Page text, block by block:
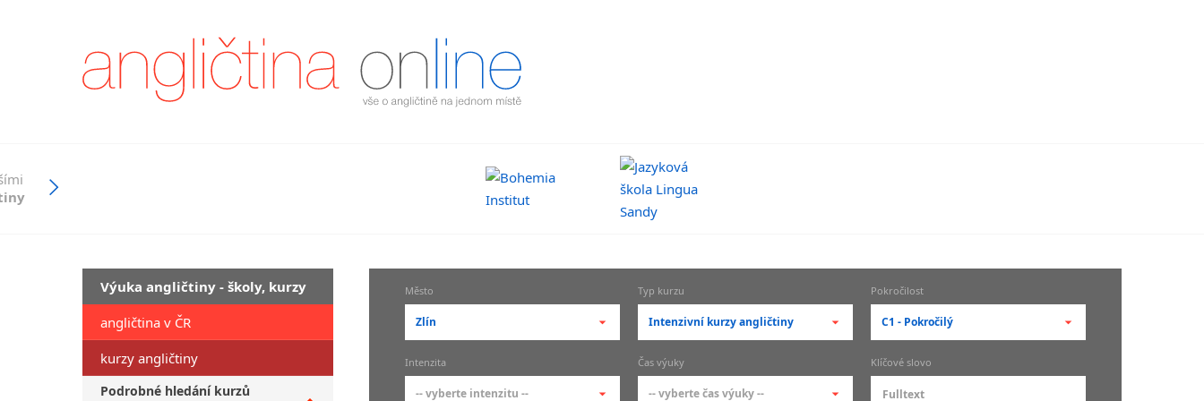
Výuka angličtiny - školy, kurzy
angličtina v ČR
kurzy angličtiny
Podrobné hledání kurzů
Město
Zlín
-- vyberte město --
pražské městské části
Typ kurzu
Intenzivní kurzy angličtiny
-- vyberte typ --
základní členění kurzů
Pokročilost
C1 - Pokročilý
-- vyberte pokročilost --
Intenzita
-- vyberte intenzitu --
Čas výuky
-- vyberte čas výuky --
Klíčové slovo